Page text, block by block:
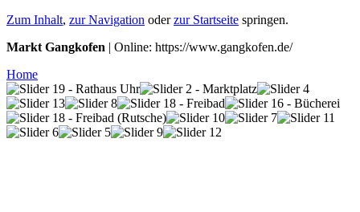
Zum Inhalt, zur Navigation oderzur Startseite springen.
Markt Gangkofen | Online: https://www.gangkofen.de/
Home